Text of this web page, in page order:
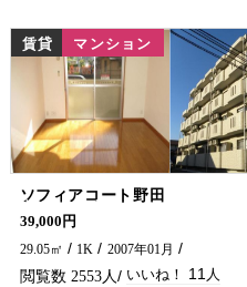
賃貸 マンション
ソフィアコート野田
九科大生様－(^_^)/住み替えご検討中の方ご連絡ください！もちろんその他の方も大歓迎です(^_^)/ 最上階の角部屋ですよー♪ 延岡市の賃貸アパート・マンション探しは五ヶ瀬不動産まで(^_-)-☆
39,000円
29.05㎡
1K 2007年01月
2553 11